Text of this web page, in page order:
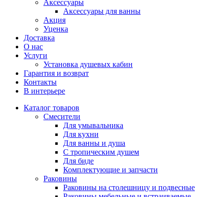
Аксессуары
Аксеcсуары для ванны
Акция
Уценка
Доставка
О нас
Услуги
Установка душевых кабин
Гарантия и возврат
Контакты
В интерьере
Каталог товаров
Смесители
Для умывальника
Для кухни
Для ванны и душа
С тропическим душем
Для биде
Комплектующие и запчасти
Раковины
Раковины на столешницу и подвесные